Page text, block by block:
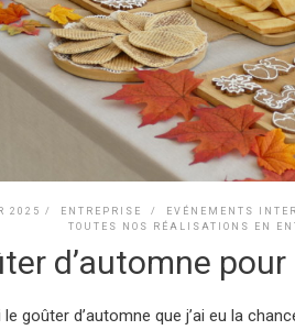
2025 / ENTREPRISE / EVÉNEMENTS
TOUTES NOS RÉALISATIONS EN
d’automne
goûter d’automne que j’ai eu la